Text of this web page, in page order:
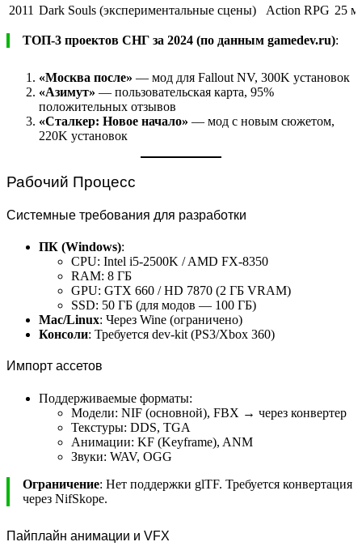
2011 Dark Souls (экспериментальные сцены) Action RPG 25
ТОП-3 проектов СНГ за 2024 (по данным gamedev.ru):
«Москва после» — мод для Fallout NV, 300K установок
«Азимут» — пользовательская карта, 95%
положительных отзывов
«Сталкер: Новое начало» — мод с новым сюжетом,
220K установок
Рабочий Процесс
Системные требования для разработки
ПК (Windows):
CPU: Intel i5-2500K / AMD FX-8350
RAM: 8 ГБ
GPU: GTX 660 / HD 7870 (2 ГБ VRAM)
SSD: 50 ГБ (для модов — 100 ГБ)
Mac/Linux: Через Wine (ограничено)
Консоли: Требуется dev-kit (PS3/Xbox 360)
Импорт ассетов
Поддерживаемые форматы:
Модели: NIF (основной), FBX → через конвертер
Текстуры: DDS, TGA
Анимации: KF (Keyframe), ANM
Звуки: WAV, OGG
Ограничение: Нет поддержки glTF. Требуется конвертация
через NifSkope.
Пайплайн анимации и VFX